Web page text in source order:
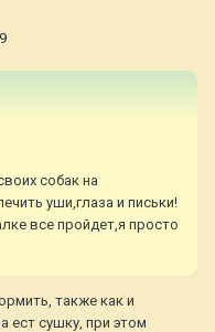
собак на
уши,глаза и письки!
все пройдет,я просто
также как и
ест сушку, при этом